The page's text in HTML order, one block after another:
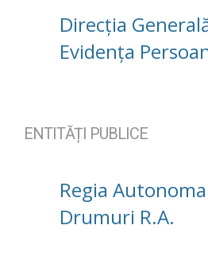
Direcția
Evidența
ENTITĂȚI PUBLICE
Regia
Drumuri R.A.